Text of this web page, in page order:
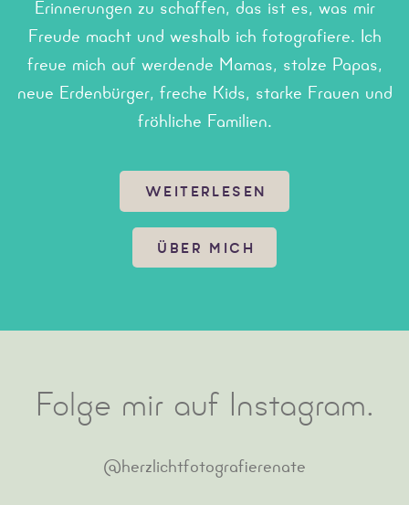
Erinnerungen zu schaffen, das ist es, was mir
Freude macht und weshalb ich fotografiere. Ich
freue mich auf werdende Mamas, stolze Papas,
neue Erdenbürger, freche Kids, starke Frauen und
fröhliche Familien.
widme ich mich der sensiblen Kunst,
den Zauber des Augenblicks einzufangen. Im
entspannten Ambiente meines lichtdurchfluteten
Studios halten wir den Zauber der letzten
Lebensstunden, der bunten Kindertage und deines
und stilvolle Fotos zu jenen Schätzen, die dir und
WEITERLESEN
ÜBER MICH
Folge mir auf Instagram.
@herzlichtfotografierenate